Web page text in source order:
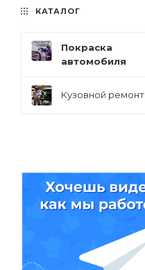
КАТАЛОГ
Покраска
автомобиля
Кузовной ремонт